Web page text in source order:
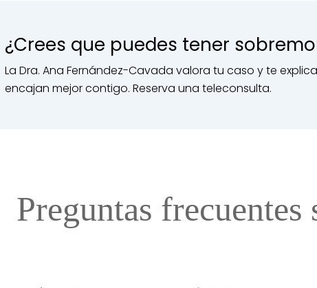
¿Crees que puedes tener
La Dra. Ana Fernández-Cavada valora tu caso y te
encajan mejor contigo. Reserva una teleconsulta.
Preguntas